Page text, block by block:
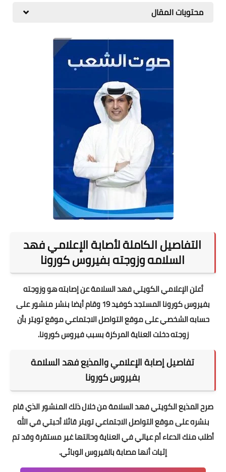
اقتصاد
علوم وتكنولوجيا
تعليم
وظائف خالية
عروض
محتويات المقال
التفاصيل الكاملة لأصابة الإعلامي فهد
السلامه وزوجته بفيروس كورونا
أعلن الإعلامي الكويتي فهد السلامة عن إصابته هو وزوجته
بفيروس كورونا المستجد كوفيد 19 وقام أيضا بنشر منشور على
حسابه الشخصي على موقع التواصل الاجتماعي موقع تويتر بأن
زوجته دخلت العناية المركزة بسبب فيروس كورونا.
تفاصيل إصابة الإعلامي والمذيع فهد السلامة
بفيروس كورونا
صرح المذيع الكويتي فهد السلامة من خلال ذلك المنشور الذي قام
بنشره على موقع التواصل الاجتماعي تويتر قائلا أحبتي في الله
أطلب منك الدعاء أم عيالي في العناية وحالتها غير مستقرة وقد تم
إثبات أنها مصابة بالفيروس الوبائي.